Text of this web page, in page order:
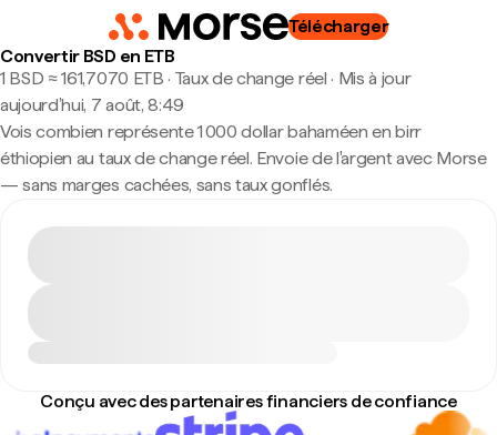
Télécharger
Convertir BSD en ETB
1 BSD ≈ 161,7070 ETB · Taux de change réel · Mis à jour
aujourd’hui, 7 août, 8:49
Vois combien représente 1 000 dollar bahaméen en birr
éthiopien au taux de change réel. Envoie de l'argent avec Morse
— sans marges cachées, sans taux gonflés.
Conçu avec des partenaires financiers de confiance